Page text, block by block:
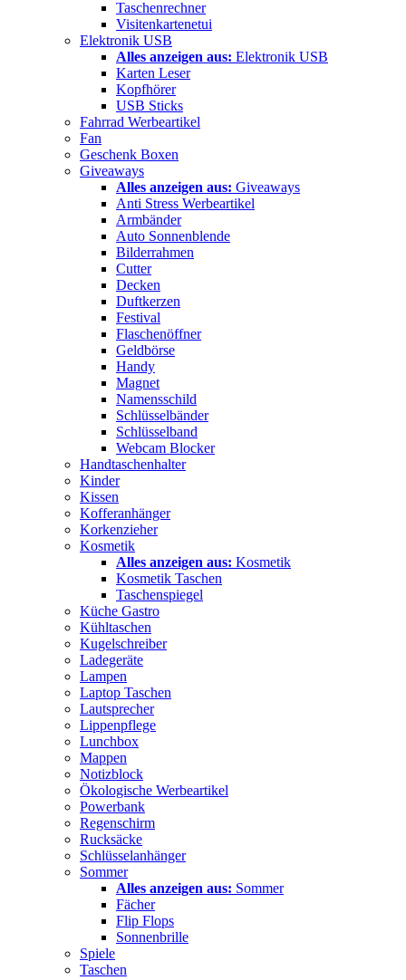
Taschenrechner
Visitenkartenetui
Elektronik USB
Alles anzeigen aus: Elektronik USB
Karten Leser
Kopfhörer
USB Sticks
Fahrrad Werbeartikel
Fan
Geschenk Boxen
Giveaways
Alles anzeigen aus: Giveaways
Anti Stress Werbeartikel
Armbänder
Auto Sonnenblende
Bilderrahmen
Cutter
Decken
Duftkerzen
Festival
Flaschenöffner
Geldbörse
Handy
Magnet
Namensschild
Schlüsselbänder
Schlüsselband
Webcam Blocker
Handtaschenhalter
Kinder
Kissen
Kofferanhänger
Korkenzieher
Kosmetik
Alles anzeigen aus: Kosmetik
Kosmetik Taschen
Taschenspiegel
Küche Gastro
Kühltaschen
Kugelschreiber
Ladegeräte
Lampen
Laptop Taschen
Lautsprecher
Lippenpflege
Lunchbox
Mappen
Notizblock
Ökologische Werbeartikel
Powerbank
Regenschirm
Rucksäcke
Schlüsselanhänger
Sommer
Alles anzeigen aus: Sommer
Fächer
Flip Flops
Sonnenbrille
Spiele
Taschen